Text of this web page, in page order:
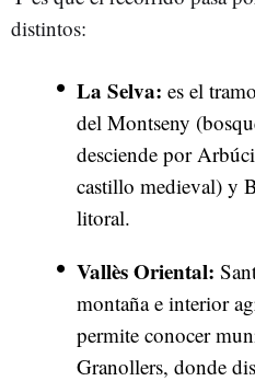
distintos:
La Selva: es el
del Montseny
desciende por
castillo medieval) y
litoral.
Vallès Oriental:
montaña e interior
permite conocer
Granollers, donde